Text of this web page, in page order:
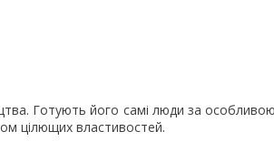
Готують його самі люди за особливою
цілющих властивостей.